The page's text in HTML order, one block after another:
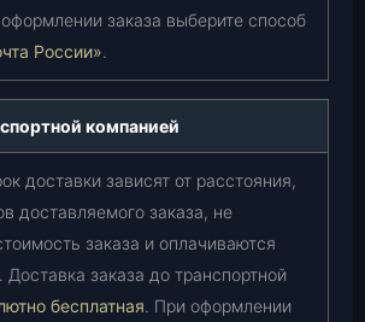
заказа выберите способ
России».
компанией
доставки зависят от расстояния,
доставляемого заказа, не
заказа и оплачиваются
Доставка заказа до транспортной
бесплатная. При оформлении